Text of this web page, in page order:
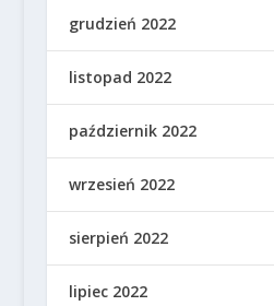
grudzień 2022
listopad 2022
październik 2022
wrzesień 2022
sierpień 2022
lipiec 2022